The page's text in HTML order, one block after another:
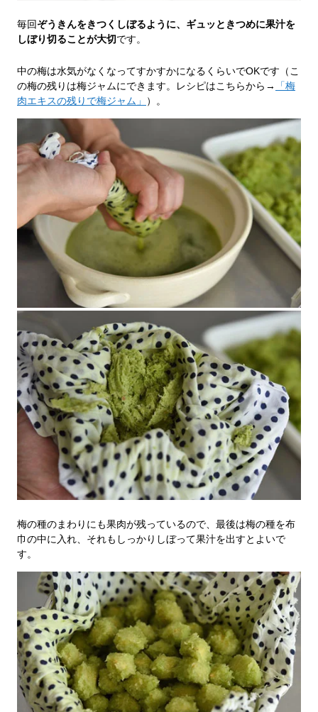
毎回ぞうきんをきつくしぼるように、ギュッときつめに果汁を
しぼり切ることが大切です。
中の梅は水気がなくなってすかすかになるくらいでOKです（こ
の梅の残りは梅ジャムにできます。レシピはこちらから→
「梅
肉エキスの残りで梅ジャム」
）。
梅の種のまわりにも果肉が残っているので、最後は梅の種を布
巾の中に入れ、それもしっかりしぼって果汁を出すとよいで
す。